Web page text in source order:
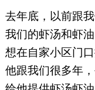
去年底，以前跟
我们的虾汤和虾
想在自家小区门
他跟我们很多年